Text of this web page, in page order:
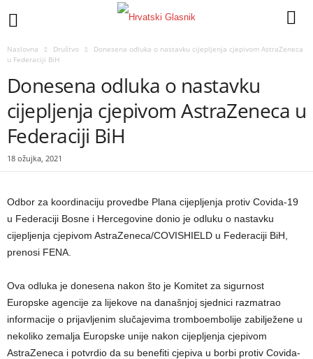
Naslovna Društvo
Donesena odluka o nastavku cijepljenja cjepivom AstraZeneca
u Federaciji BiH
Donesena odluka o nastavku
cijepljenja cjepivom AstraZeneca u
Federaciji BiH
18 ožujka, 2021
Odbor za koordinaciju provedbe Plana cijepljenja protiv Covida-19
u Federaciji Bosne i Hercegovine donio je odluku o nastavku
cijepljenja cjepivom AstraZeneca/COVISHIELD u Federaciji BiH,
prenosi FENA.
Ova odluka je donesena nakon što je Komitet za sigurnost
Europske agencije za lijekove na današnjoj sjednici razmatrao
informacije o prijavljenim slučajevima tromboembolije zabilježene u
nekoliko zemalja Europske unije nakon cijepljenja cjepivom
AstraZeneca i potvrdio da su benefiti cjepiva u borbi protiv Covida-